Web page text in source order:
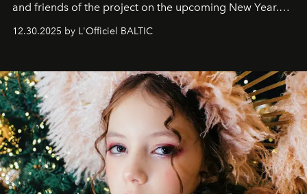
and friends of the project on the upcoming New Year.
May 2026 bring growth, inspiration, bold ideas, and new
achievements.
12.30.2025 by L'Officiel BALTIC